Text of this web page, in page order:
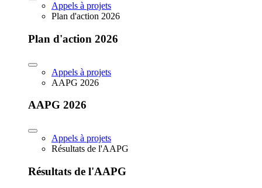
Appels à projets
Plan d'action 2026
Plan d'action 2026
Appels à projets
AAPG 2026
AAPG 2026
Appels à projets
Résultats de l'AAPG
Résultats de l'AAPG